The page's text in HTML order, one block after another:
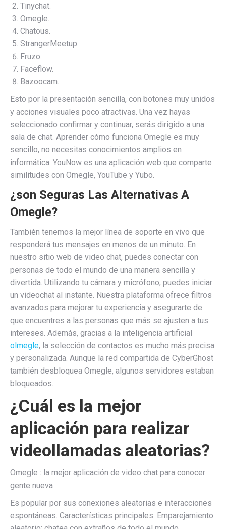
Tinychat.
Omegle.
Chatous.
StrangerMeetup.
Fruzo.
Faceflow.
Bazoocam.
Esto por la presentación sencilla, con botones muy unidos
y acciones visuales poco atractivas. Una vez hayas
seleccionado confirmar y continuar, serás dirigido a una
sala de chat. Aprender cómo funciona Omegle es muy
sencillo, no necesitas conocimientos amplios en
informática. YouNow es una aplicación web que comparte
similitudes con Omegle, YouTube y Yubo.
¿son Seguras Las Alternativas A
Omegle?
También tenemos la mejor línea de soporte en vivo que
responderá tus mensajes en menos de un minuto. En
nuestro sitio web de video chat, puedes conectar con
personas de todo el mundo de una manera sencilla y
divertida. Utilizando tu cámara y micrófono, puedes iniciar
un videochat al instante. Nuestra plataforma ofrece filtros
avanzados para mejorar tu experiencia y asegurarte de
que encuentres a las personas que más se ajusten a tus
intereses. Además, gracias a la inteligencia artificial
olmegle, la selección de contactos es mucho más precisa
y personalizada. Aunque la red compartida de CyberGhost
también desbloquea Omegle, algunos servidores estaban
bloqueados.
¿Cuál es la mejor
aplicación para realizar
videollamadas aleatorias?
Omegle : la mejor aplicación de video chat para conocer
gente nueva
Es popular por sus conexiones aleatorias e interacciones
espontáneas. Características principales: Emparejamiento